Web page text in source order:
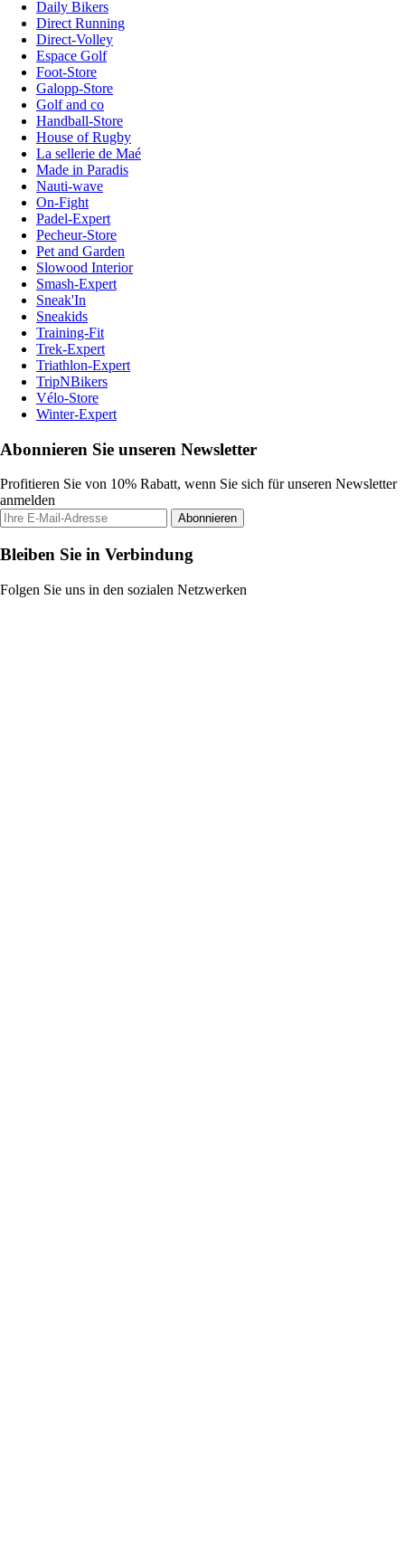
Daily Bikers
Direct Running
Direct-Volley
Espace Golf
Foot-Store
Galopp-Store
Golf and co
Handball-Store
House of Rugby
La sellerie de Maé
Made in Paradis
Nauti-wave
On-Fight
Padel-Expert
Pecheur-Store
Pet and Garden
Slowood Interior
Smash-Expert
Sneak'In
Sneakids
Training-Fit
Trek-Expert
Triathlon-Expert
TripNBikers
Vélo-Store
Winter-Expert
Abonnieren Sie unseren Newsletter
Profitieren Sie von 10% Rabatt, wenn Sie sich für unseren Newsletter
anmelden
Abonnieren
Bleiben Sie in Verbindung
Folgen Sie uns in den sozialen Netzwerken